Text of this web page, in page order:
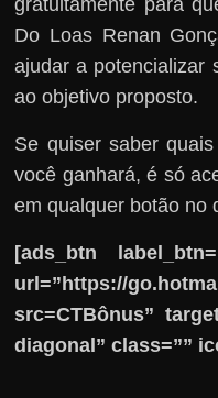
gratuitamente para
Do Loas Renan
ajudar a potencializar
ao objetivo proposto.
Se quiser saber
você ganhará, é só
em qualquer botão no
[ads_btn
url=”https://
src=CTBônus”
diagonal” class=””